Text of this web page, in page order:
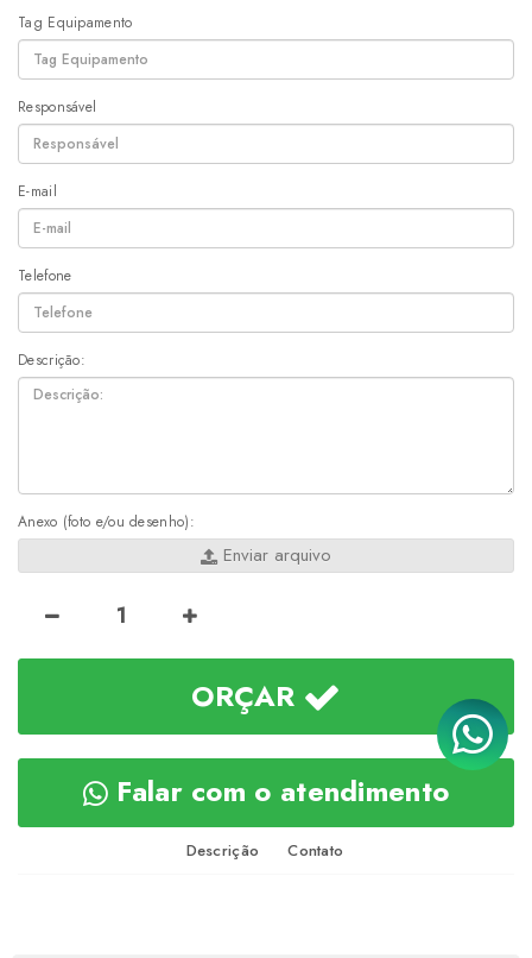
Tag Equipamento
Responsável
E-mail
Telefone
Descrição:
Anexo (foto e/ou desenho):
Enviar arquivo
ORÇAR
Falar com o atendimento
Descrição Contato